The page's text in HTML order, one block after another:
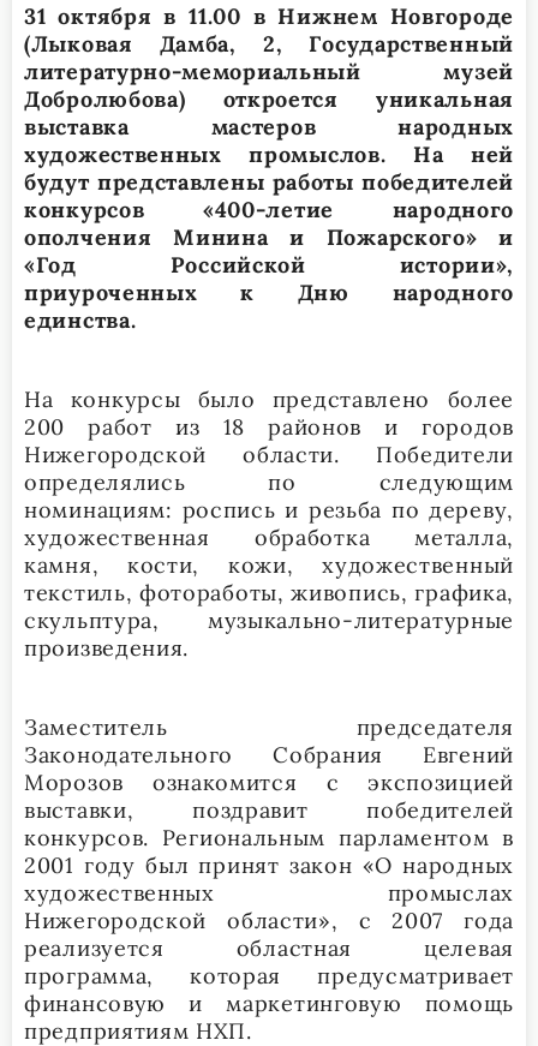
31 октября в 11.00 в Нижнем Новгороде
(Лыковая Дамба, 2, Государственный
литературно-мемориальный музей
Добролюбова) откроется уникальная
выставка мастеров народных
художественных промыслов. На ней
будут представлены работы победителей
конкурсов «400-летие народного
ополчения Минина и Пожарского» и
«Год Российской истории»,
приуроченных к Дню народного
единства.
На конкурсы было представлено более
200 работ из 18 районов и городов
Нижегородской области. Победители
определялись по следующим
номинациям: роспись и резьба по дереву,
художественная обработка металла,
камня, кости, кожи, художественный
текстиль, фотоработы, живопись, графика,
скульптура, музыкально-литературные
произведения.
Заместитель председателя
Законодательного Собрания Евгений
Морозов ознакомится с экспозицией
выставки, поздравит победителей
конкурсов. Региональным парламентом в
2001 году был принят закон «О народных
художественных промыслах
Нижегородской области», с 2007 года
реализуется областная целевая
программа, которая предусматривает
финансовую и маркетинговую помощь
предприятиям НХП.